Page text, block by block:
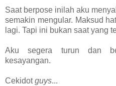
Saat berpose inilah aku
semakin mengular. Maksud
lagi. Tapi ini bukan saat yang
Aku segera turun dan
kesayangan.
Cekidotguys...